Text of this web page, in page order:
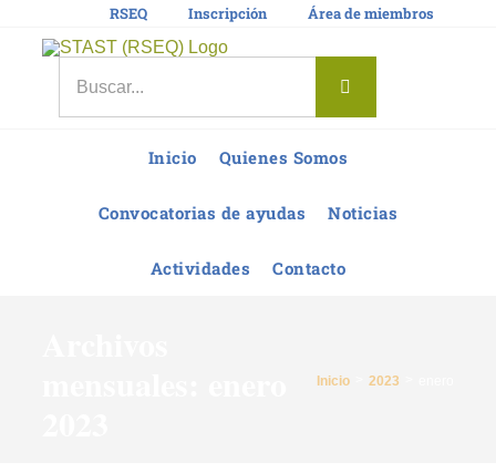
RSEQ Inscripción Área de miembros
Inicio Quienes Somos
Convocatorias de ayudas Noticias
Actividades Contacto
Inicio 2023